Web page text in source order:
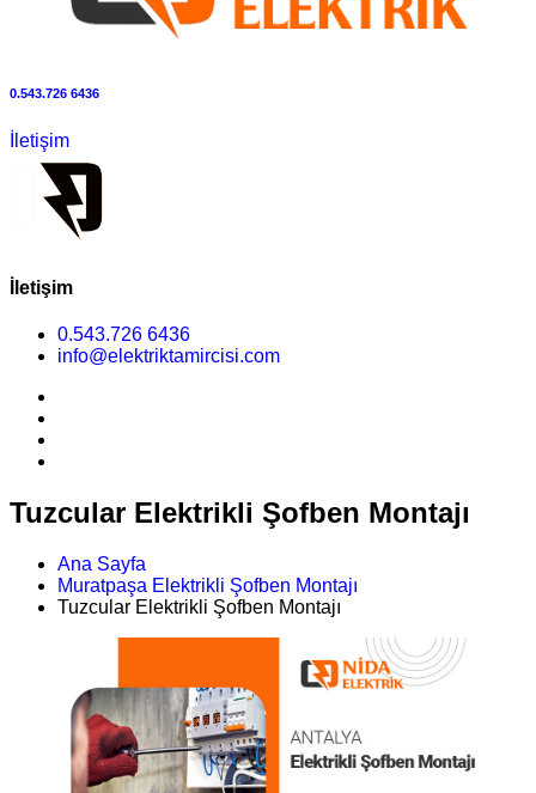
0.543.726 6436
İletişim
İletişim
0.543.726 6436
info@elektriktamircisi.com
Tuzcular Elektrikli Şofben Montajı
Ana Sayfa
Muratpaşa Elektrikli Şofben Montajı
Tuzcular Elektrikli Şofben Montajı